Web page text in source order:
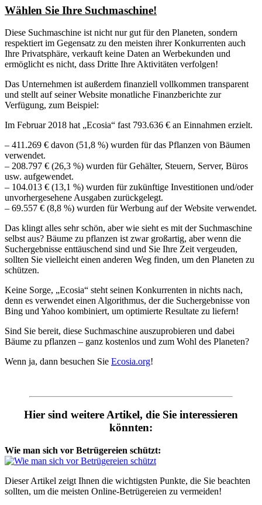
Wählen Sie Ihre Suchmaschine!
Diese Suchmaschine ist nicht nur gut für den Planeten, sondern
respektiert im Gegensatz zu den meisten ihrer Konkurrenten auch
Ihre Privatsphäre, verkauft keine Daten an Werbekunden und
ermöglicht es nicht, dass Dritte Ihre Aktivitäten verfolgen!
Das Unternehmen ist außerdem finanziell vollkommen transparent
und stellt auf seiner Website monatliche Finanzberichte zur
Verfügung, zum Beispiel:
Im Februar 2018 hat „Ecosia“ fast 793.636 € an Einnahmen erzielt.
– 411.269 € davon (51,8 %) wurden für das Pflanzen von Bäumen
verwendet.
– 208.797 € (26,3 %) wurden für Gehälter, Steuern, Server, Büros
usw. aufgewendet.
– 104.013 € (13,1 %) wurden für zukünftige Investitionen und/oder
unvorhergesehene Ausgaben zurückgelegt.
– 69.557 € (8,8 %) wurden für Werbung auf der Website verwendet.
Das klingt alles sehr schön, aber wie sieht es mit der Suchmaschine
selbst aus? Bäume zu pflanzen ist zwar großartig, aber wenn die
Suchergebnisse enttäuschend sind und Sie Ihre Zeit vergeuden,
sollten Sie vielleicht einen anderen Weg finden, um den Planeten zu
schützen.
Keine Sorge, „Ecosia“ steht seinen Konkurrenten in nichts nach,
denn es verwendet einen Algorithmus, der die Suchergebnisse von
Bing und Yahoo kombiniert, um optimierte Resultate zu liefern!
Sind Sie bereit, diese Suchmaschine auszuprobieren und dabei
Bäume zu pflanzen – ganz kostenlos und zum Wohl des Planeten?
Wenn ja, dann besuchen Sie Ecosia.org!
Hier sind weitere Artikel, die Sie interessieren
könnten:
Wie man sich vor Betrügereien schützt:
Dieser Artikel zeigt Ihnen die wichtigsten Punkte, die Sie beachten
sollten, um die meisten Online-Betrügereien zu vermeiden!